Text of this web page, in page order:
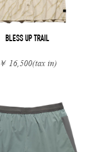
BLESS UP TRAIL
￥ 16,500(tax in)